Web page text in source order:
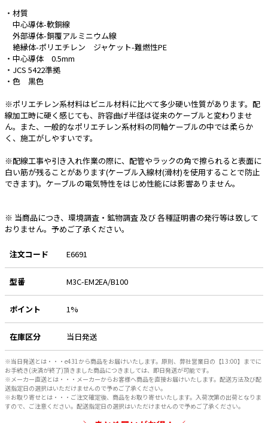
・材質
中心導体-軟銅線
外部導体-銅覆アルミニウム線
絶縁体-ポリエチレン ジャケット-難燃性PE
・中心導体 0.5mm
・JCS 5422準拠
・色 黒色
※ポリエチレン系材料はビニル材料に比べて多少硬い性質があります。配
線加工時に硬く感じても、許容曲げ半径は従来のケーブルと変わりませ
ん。また、一般的なポリエチレン系材料の同軸ケーブルの中では柔らか
く、施工がしやすいです。
※配線工事や引き入れ作業の際に、配管やラックの角で擦られると表面に
白い筋が残ることがあります(ケーブル入線材(滑材)を使用することで防止
できます)。ケーブルの電気特性をはじめ性能には影響ありません。
※ 当商品につき、環境調査・鉱物調査 及び 各種証明書の発行等は致して
おりません。予めご了承ください。
注文コード E6691
型番 M3C-EM2EA/B100
ポイント 1%
在庫区分 当日発送
※当日発送とは・・・e431から商品をお届けいたします。原則、弊社営業日の【13:00】までに
お手続き(決済が終了)頂きました商品につきましては、即日発送が可能です。
※メーカー直送とは・・・メーカーからお客様へ商品を直接お届けいたします。配送方法及び配
送指定日の選択はいただけませんので予めご了承ください。
※お取り寄せとは・・・ご注文確定後、商品をお取り寄せいたします。入荷次第の出荷となりま
すので、ご注意ください。配送指定日の選択はいただけませんので予めご了承ください。